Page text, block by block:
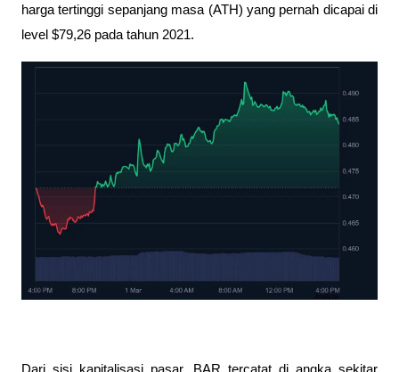
harga tertinggi sepanjang masa (ATH) yang pernah dicapai di
level $79,26 pada tahun 2021.
Dari sisi kapitalisasi pasar, BAR tercatat di angka sekitar